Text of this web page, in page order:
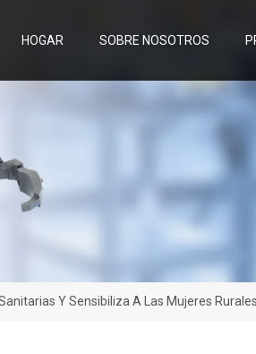
HOGAR SOBRE NOSOTROS
Y Sensibiliza A Las Mujeres